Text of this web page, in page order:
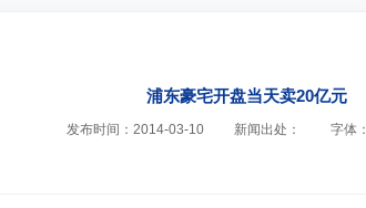
浦东豪宅开盘当天卖20亿元
发布时间：2014-03-10 新闻出处： 字体：